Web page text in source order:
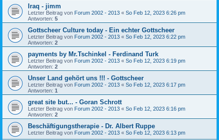
Iraq - jimm
Letzter Beitrag von Forum 2002 - 2013 « So Feb 12, 2023 6:26 pm
Antworten: 5
Gottscheer Culture today - Ein echter Gottscheer
Letzter Beitrag von Forum 2002 - 2013 « So Feb 12, 2023 6:22 pm
Antworten: 2
payments by Mr.Tschinkel - Ferdinand Turk
Letzter Beitrag von Forum 2002 - 2013 « So Feb 12, 2023 6:19 pm
Antworten: 2
Unser Land gehört uns !!! - Gottscheer
Letzter Beitrag von Forum 2002 - 2013 « So Feb 12, 2023 6:17 pm
Antworten: 1
great site but... - Goran Schrott
Letzter Beitrag von Forum 2002 - 2013 « So Feb 12, 2023 6:16 pm
Antworten: 2
Beschäftigungstherapie - Dr. Albert Ruppe
Letzter Beitrag von Forum 2002 - 2013 « So Feb 12, 2023 6:13 pm